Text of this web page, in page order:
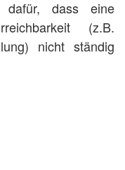
dafür, dass eine
(z.B.
nicht ständig